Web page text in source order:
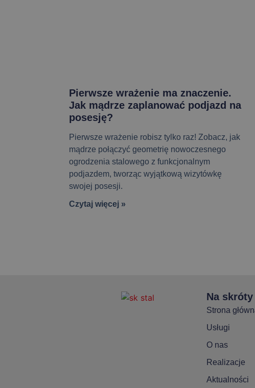
Pierwsze wrażenie ma znaczenie.
Jak mądrze zaplanować podjazd na
posesję?
Pierwsze wrażenie robisz tylko raz! Zobacz, jak
mądrze połączyć geometrię nowoczesnego
ogrodzenia stalowego z funkcjonalnym
podjazdem, tworząc wyjątkową wizytówkę
swojej posesji.
Czytaj więcej »
Na skróty
Strona
Usługi
O nas
Realizacje
Aktualności